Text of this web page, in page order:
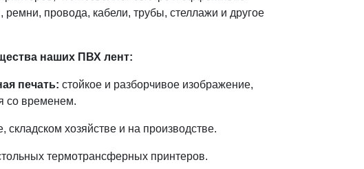
ремни, провода, кабели, трубы, стеллажи и другое
наших ПВХ лент:
печать: стойкое и разборчивое изображение,
со временем.
складском хозяйстве и на производстве.
термотрансферных принтеров.